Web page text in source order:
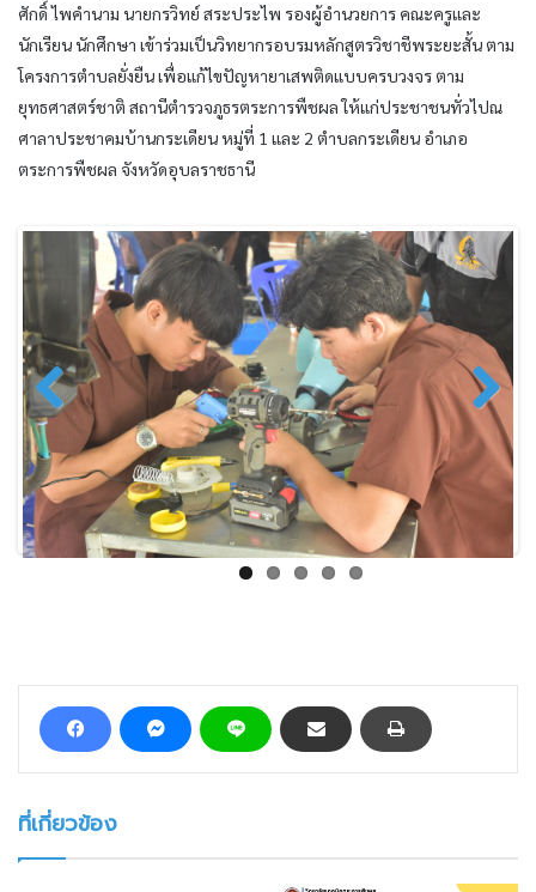
ศักดิ์ ไพคำนาม นายกรวิทย์ สระประไพ รองผู้อำนวยการ คณะครูและ
นักเรียน นักศึกษา เข้าร่วมเป็นวิทยากรอบรมหลักสูตรวิชาชีพระยะสั้น ตาม
โครงการตำบลยั่งยืน เพื่อแก้ไขปัญหายาเสพติดแบบครบวงจร ตาม
ยุทธศาสตร์ชาติ สถานีตำรวจภูธรตระการพืชผล ให้แก่ประชาชนทั่วไปณ
ศาลาประชาคมบ้านกระเดียน หมู่ที่ 1 และ 2 ตำบลกระเดียน อำเภอ
ตระการพืชผล จังหวัดอุบลราชธานี
Previo
us
Next
ที่เกี่ยวข้อง